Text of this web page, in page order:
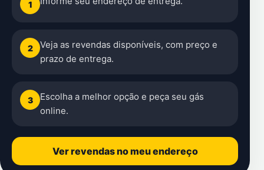
1
2
Veja as revendas disponíveis, com preço e
prazo de entrega.
3
Escolha a melhor opção e peça seu gás
online.
Ver revendas no meu endereço